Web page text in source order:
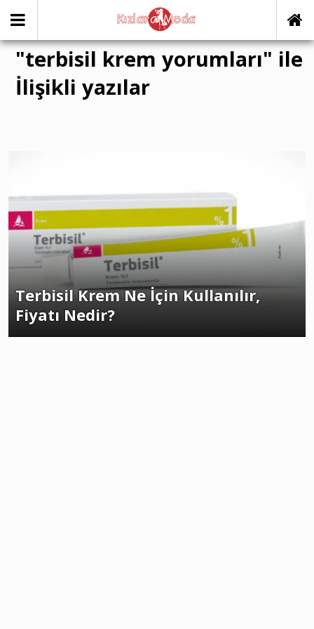
"terbisil krem yorumları" ile
İlişikli yazılar
Terbisil Krem Ne İçin Kullanılır,
Fiyatı Nedir?